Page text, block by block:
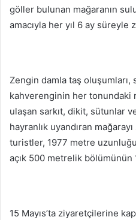
göller bulunan mağaranın
amacıyla her yıl 6 ay süreyle
Zengin damla taş oluşumları,
kahverenginin her tonundaki
ulaşan sarkıt, dikit, sütunlar
hayranlık uyandıran
turistler, 1977 metre
açık 500 metrelik
15 Mayıs’ta ziyaretçilerine